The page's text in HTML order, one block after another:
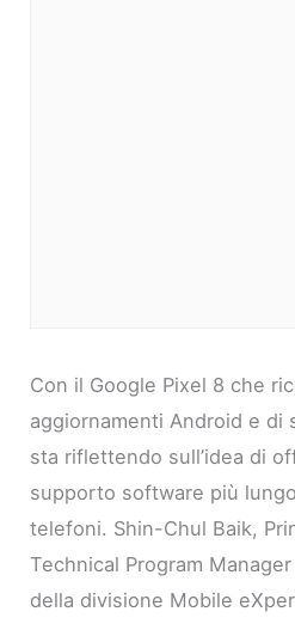
Con il Google Pixel 8 che
aggiornamenti Android e di
sta riflettendo sull’idea di
supporto software più
telefoni. Shin-Chul Baik,
Technical Program
della divisione Mobile